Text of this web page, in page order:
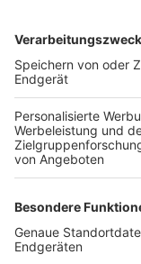
TOP-VEREINE
TOP-PARTNER